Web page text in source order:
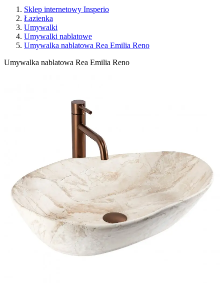
Sklep internetowy Insperio
Łazienka
Umywalki
Umywalki nablatowe
Umywalka nablatowa Rea Emilia Reno
Umywalka nablatowa Rea Emilia Reno